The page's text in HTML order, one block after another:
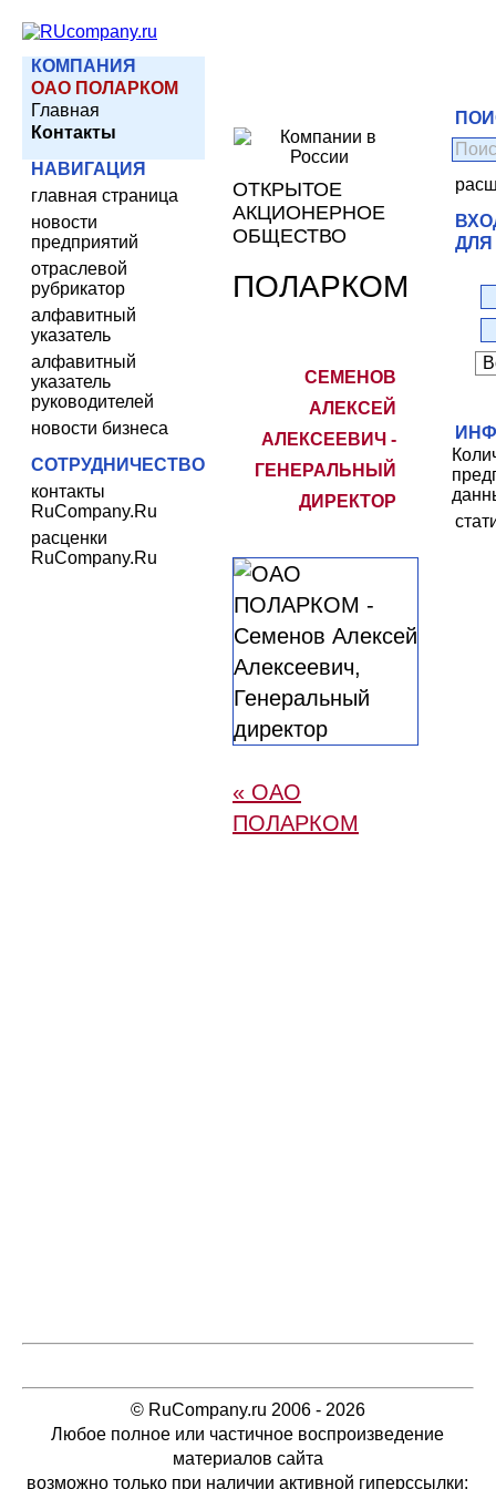
КОМПАНИЯ
ОАО ПОЛАРКОМ
Главная
Контакты
НАВИГАЦИЯ
главная страница
новости
предприятий
отраслевой
рубрикатор
алфавитный
указатель
алфавитный
указатель
руководителей
новости бизнеса
СОТРУДНИЧЕСТВО
контакты
RuCompany.Ru
расценки
RuCompany.Ru
ОТКРЫТОЕ
АКЦИОНЕРНОЕ
ОБЩЕСТВО
ПОЛАРКОМ
СЕМЕНОВ
АЛЕКСЕЙ
АЛЕКСЕЕВИЧ -
ГЕНЕРАЛЬНЫЙ
ДИРЕКТОР
« ОАО
ПОЛАРКОМ
© RuCompany.ru 2006 - 2026
Любое полное или частичное воспроизведение
материалов сайта
возможно только при наличии активной гиперссылки: